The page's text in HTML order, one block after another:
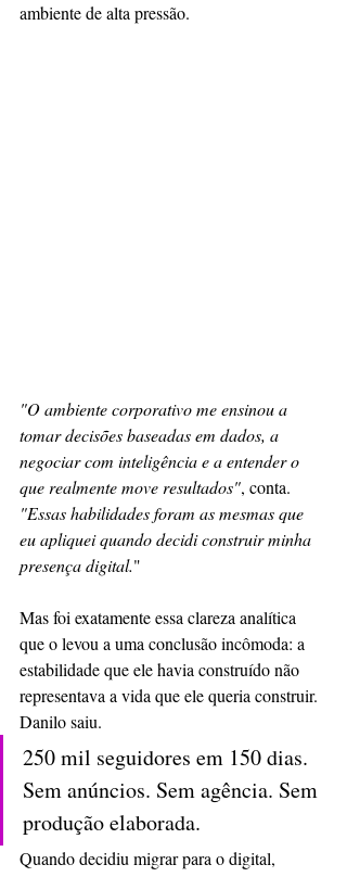
ambiente de alta pressão.
"O ambiente corporativo me ensinou a
tomar decisões baseadas em dados, a
negociar com inteligência e a entender o
que realmente move resultados", conta.
"Essas habilidades foram as mesmas que
eu apliquei quando decidi construir minha
presença digital."
Mas foi exatamente essa clareza analítica
que o levou a uma conclusão incômoda: a
estabilidade que ele havia construído não
representava a vida que ele queria construir.
Danilo saiu.
250 mil seguidores em 150 dias.
Sem anúncios. Sem agência. Sem
produção elaborada.
Quando decidiu migrar para o digital,